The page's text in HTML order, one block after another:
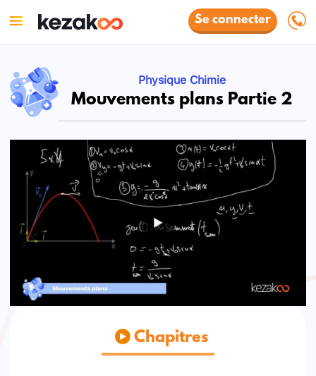
Se connecter
Physique Chimie
Mouvements plans Partie 2
Chapitres